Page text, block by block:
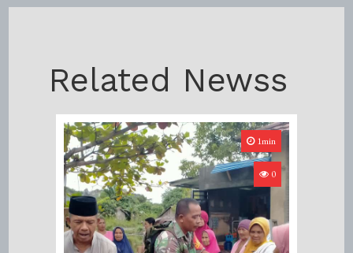
Related Newss
1min
0